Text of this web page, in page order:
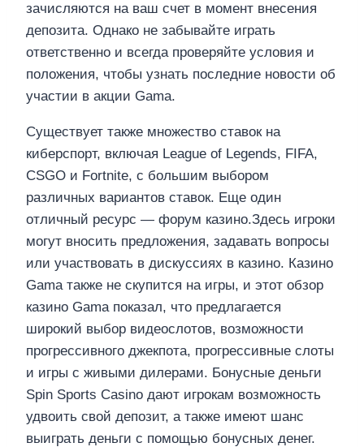
зачисляются на ваш счет в момент внесения
депозита. Однако не забывайте играть
ответственно и всегда проверяйте условия и
положения, чтобы узнать последние новости об
участии в акции Gama.
Существует также множество ставок на
киберспорт, включая League of Legends, FIFA,
CSGO и Fortnite, с большим выбором
различных вариантов ставок. Еще один
отличный ресурс — форум казино.Здесь игроки
могут вносить предложения, задавать вопросы
или участвовать в дискуссиях в казино. Казино
Gama также не скупится на игры, и этот обзор
казино Gama показал, что предлагается
широкий выбор видеослотов, возможности
прогрессивного джекпота, прогрессивные слоты
и игры с живыми дилерами. Бонусные деньги
Spin Sports Casino дают игрокам возможность
удвоить свой депозит, а также имеют шанс
выиграть деньги с помощью бонусных денег.